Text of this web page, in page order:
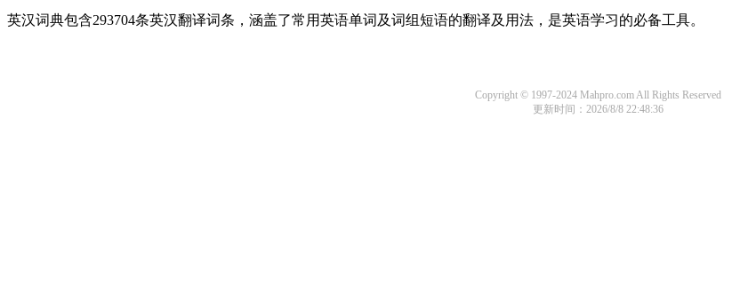
英汉词典包含293704条英汉翻译词条，涵盖了常用英语单词及词组短语的翻译及用法，是英语学习的必备工具。
Copyright © 1997-2024 Mahpro.com All Rights Reserved
更新时间：2026/8/8 22:48:36